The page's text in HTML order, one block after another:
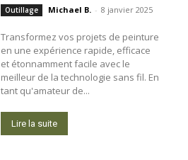
Outillage Michael B. - 8 janvier 2025
Transformez vos projets de peinture
en une expérience rapide, efficace
et étonnamment facile avec le
meilleur de la technologie sans fil. En
tant qu'amateur de...
Lire la suite